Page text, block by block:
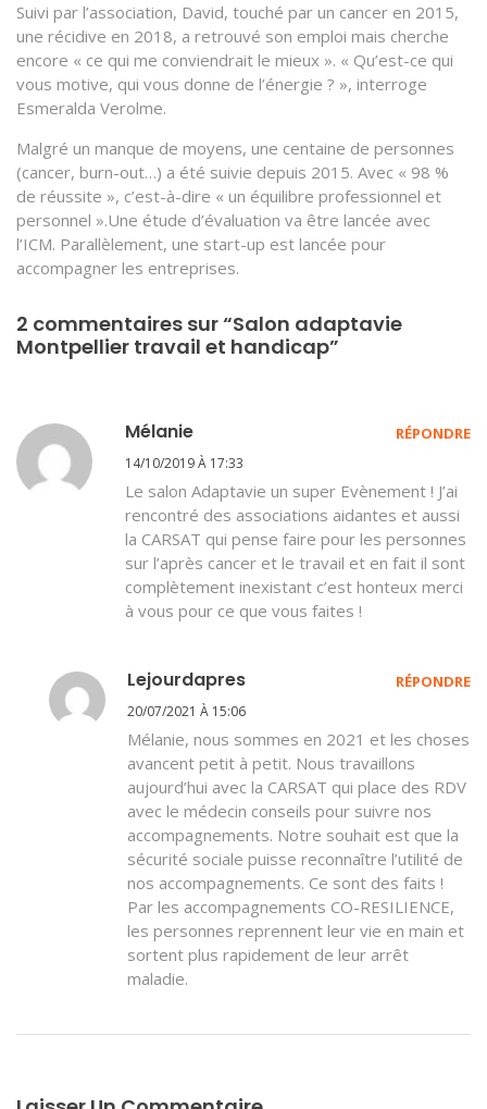
Suivi par l’association, David, touché par un cancer en 2015,
une récidive en 2018, a retrouvé son emploi mais cherche
encore « ce qui me conviendrait le mieux ». « Qu’est-ce qui
vous motive, qui vous donne de l’énergie ? », interroge
Esmeralda Verolme.
Malgré un manque de moyens, une centaine de personnes
(cancer, burn-out…) a été suivie depuis 2015. Avec « 98 %
de réussite », c’est-à-dire « un équilibre professionnel et
personnel ».Une étude d’évaluation va être lancée avec
l’ICM. Parallèlement, une start-up est lancée pour
accompagner les entreprises.
2 commentaires sur “Salon adaptavie
Montpellier travail et handicap”
Mélanie
14/10/2019 À 17:33
Le salon Adaptavie un super Evènement ! J’ai
rencontré des associations aidantes et aussi
la CARSAT qui pense faire pour les personnes
sur l’après cancer et le travail et en fait il sont
complètement inexistant c’est honteux merci
à vous pour ce que vous faites !
RÉPONDRE
Lejourdapres
20/07/2021 À 15:06
Mélanie, nous sommes en 2021 et les choses
avancent petit à petit. Nous travaillons
aujourd’hui avec la CARSAT qui place des RDV
avec le médecin conseils pour suivre nos
accompagnements. Notre souhait est que la
sécurité sociale puisse reconnaître l’utilité de
nos accompagnements. Ce sont des faits !
Par les accompagnements CO-RESILIENCE,
les personnes reprennent leur vie en main et
sortent plus rapidement de leur arrêt
maladie.
RÉPONDRE